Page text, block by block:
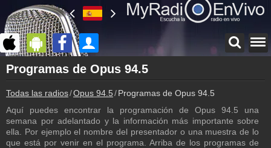
Página principal
myradioenvivo.mx
Opus 94.5
Atrás a la página de Opus 94.5
Inicio de sesión
¡Crea una cuenta propia!
Programas de Opus 94.5
Todas las radios Opus 94.5
Programas de Opus 94.5
Aquí puedes encontrar la programación de Opus 94.5 una
semana por adelantado y la información más importante sobre
ella. Por ejemplo el nombre del presentador o una muestra de lo
que está por venir en el programa. Arriba de los programas de